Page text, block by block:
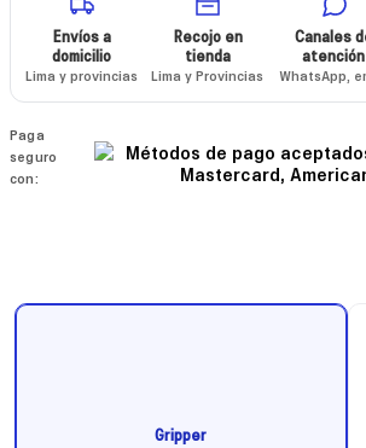
Envíos a
domicilio
Lima y provincias
Recojo en
tienda
Lima y Provincias
Canales
atención
WhatsApp,
Paga
seguro
con:
Gripper